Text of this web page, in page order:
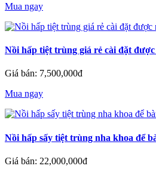
Mua ngay
Nồi hấp tiệt trùng giá rẻ cài đặt
Giá bán: 7,500,000đ
Mua ngay
Nồi hấp sấy tiệt trùng nha khoa để
Giá bán: 22,000,000đ